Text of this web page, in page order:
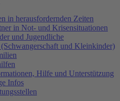
in herausfordernden Zeiten
in Not- und Krisensituationen
und Jugendliche
und Kleinkinder)
Hilfe und Unterstützung
Infos